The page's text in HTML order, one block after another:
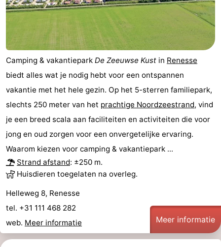
’t
Haamstede
Last
minutes
Strand
&
Bezienswaardigheden
Musea
-
Kerken
-
Uitkijkpunten
Attracties
-
Camping & vakantiepark De Zeeuwse Kust in Renesse
biedt alles wat je nodig hebt voor een ontspannen
vakantie met het hele gezin. Op het 5-sterren familiepark,
slechts 250 meter van het prachtige Noordzeestrand, vind
je een breed scala aan faciliteiten en activiteiten die voor
jong en oud zorgen voor een onvergetelijke ervaring.
Waarom kiezen voor camping & vakantiepark ...
Strand afstand: ±250 m.
Huisdieren toegelaten na overleg.
Helleweg 8, Renesse
tel. +31 111 468 282
web. Meer informatie Meer informatie